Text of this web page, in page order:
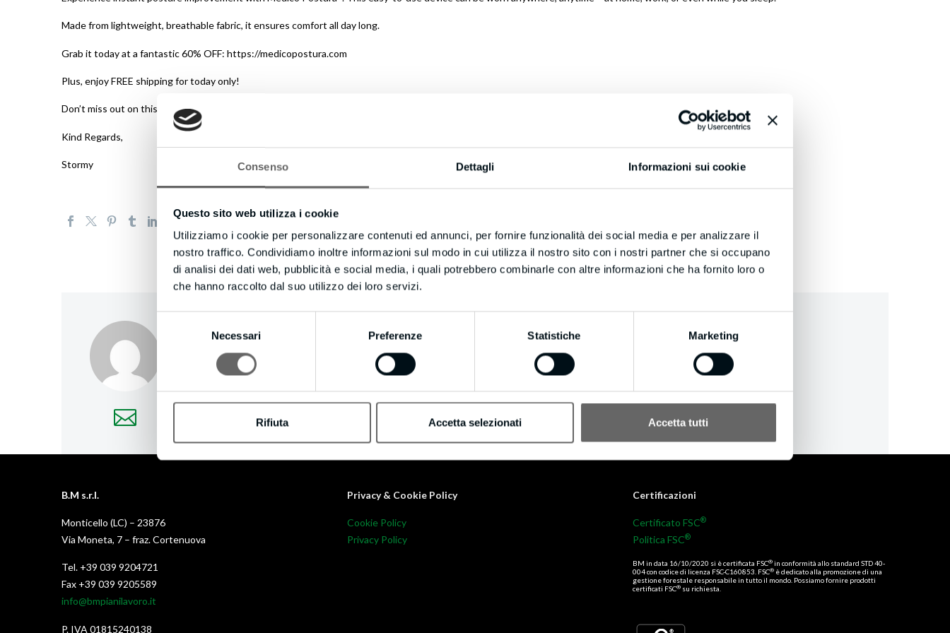
Consenso Dettagli Informazioni sui cookie
Questo sito web utilizza i cookie
Utilizziamo i cookie per personalizzare contenuti ed annunci, per fornire funzionalità dei social media e per analizzare il
nostro traffico. Condividiamo inoltre informazioni sul modo in cui utilizza il nostro sito con i nostri partner che si occupano
di analisi dei dati web, pubblicità e social media, i quali potrebbero combinarle con altre informazioni che ha fornito loro o
che hanno raccolto dal suo utilizzo dei loro servizi.
Necessari Preferenze Statistiche Marketing
Rifiuta Accetta selezionati Accetta tutti
Made from lightweight, breathable fabric, it ensures comfort all day long.
Grab it today at a fantastic 60% OFF: https://medicopostura.com
Plus, enjoy FREE shipping for today only!
Don’t miss out on this amazing deal. Get yours now and start transforming your posture!
Kind Regards,
Stormy
creativecompany / ABOUT AUTHOR
More posts by creativecompany
B.M s.r.l.
Monticello (LC) – 23876
Via Moneta, 7 – fraz. Cortenuova
Tel. +39 039 9204721
Fax +39 039 9205589
info@bmpianilavoro.it
P. IVA 01815240138
Privacy & Cookie Policy
Cookie Policy
Privacy Policy
Certificazioni
Certificato FSC®
Politica FSC®
BM in data 16/10/2020 si è certificata FSC® in conformità allo standard STD 40-
004 con codice di licenza FSC-C160853. FSC® è dedicato alla promozione di una
gestione forestale responsabile in tutto il mondo. Possiamo fornire prodotti
certificati FSC® su richiesta.